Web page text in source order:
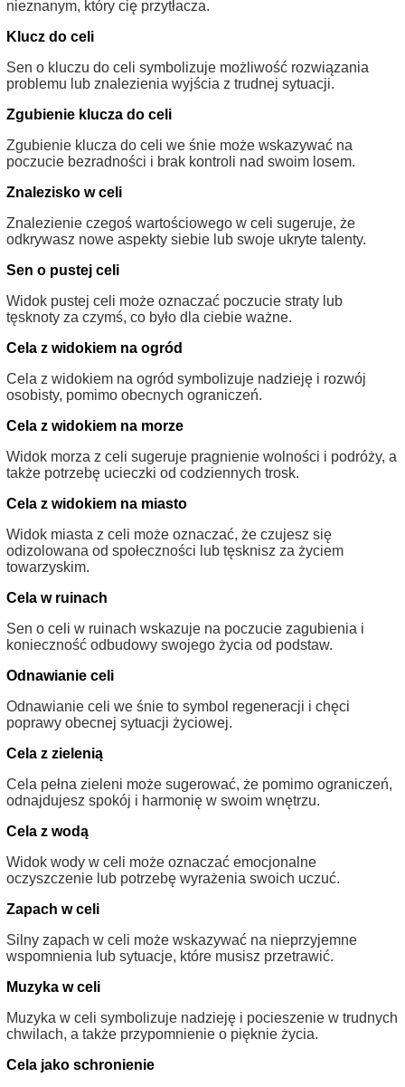
nieznanym, który cię przytłacza.
Klucz do celi
Sen o kluczu do celi symbolizuje możliwość rozwiązania
problemu lub znalezienia wyjścia z trudnej sytuacji.
Zgubienie klucza do celi
Zgubienie klucza do celi we śnie może wskazywać na
poczucie bezradności i brak kontroli nad swoim losem.
Znalezisko w celi
Znalezienie czegoś wartościowego w celi sugeruje, że
odkrywasz nowe aspekty siebie lub swoje ukryte talenty.
Sen o pustej celi
Widok pustej celi może oznaczać poczucie straty lub
tęsknoty za czymś, co było dla ciebie ważne.
Cela z widokiem na ogród
Cela z widokiem na ogród symbolizuje nadzieję i rozwój
osobisty, pomimo obecnych ograniczeń.
Cela z widokiem na morze
Widok morza z celi sugeruje pragnienie wolności i podróży, a
także potrzebę ucieczki od codziennych trosk.
Cela z widokiem na miasto
Widok miasta z celi może oznaczać, że czujesz się
odizolowana od społeczności lub tęsknisz za życiem
towarzyskim.
Cela w ruinach
Sen o celi w ruinach wskazuje na poczucie zagubienia i
konieczność odbudowy swojego życia od podstaw.
Odnawianie celi
Odnawianie celi we śnie to symbol regeneracji i chęci
poprawy obecnej sytuacji życiowej.
Cela z zielenią
Cela pełna zieleni może sugerować, że pomimo ograniczeń,
odnajdujesz spokój i harmonię w swoim wnętrzu.
Cela z wodą
Widok wody w celi może oznaczać emocjonalne
oczyszczenie lub potrzebę wyrażenia swoich uczuć.
Zapach w celi
Silny zapach w celi może wskazywać na nieprzyjemne
wspomnienia lub sytuacje, które musisz przetrawić.
Muzyka w celi
Muzyka w celi symbolizuje nadzieję i pocieszenie w trudnych
chwilach, a także przypomnienie o pięknie życia.
Cela jako schronienie